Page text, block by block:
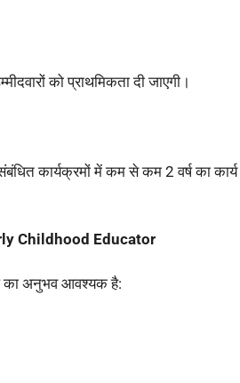
को प्राथमिकता दी जाएगी।
कार्यक्रमों में कम से कम 2 वर्ष का कार्य
Childhood Educator
का अनुभव आवश्यक है: